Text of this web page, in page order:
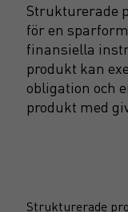
Strukturerade
för en
finansiella
produkt kan
obligation och
produkt med
Strukturerade